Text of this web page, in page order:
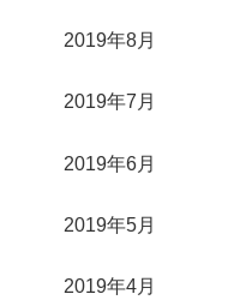
2019年8月
2019年7月
2019年6月
2019年5月
2019年4月